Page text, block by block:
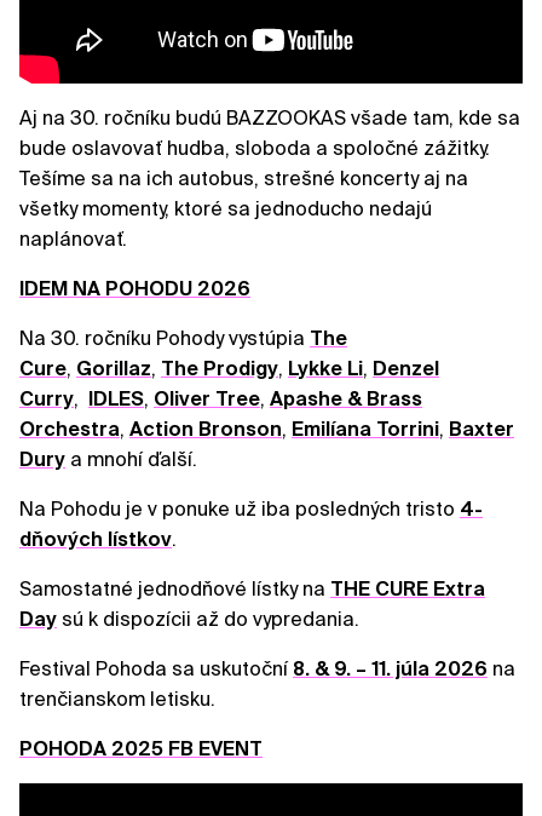
Aj na 30. ročníku budú BAZZOOKAS všade tam, kde sa
bude oslavovať hudba, sloboda a spoločné zážitky.
Tešíme sa na ich autobus, strešné koncerty aj na
všetky momenty, ktoré sa jednoducho nedajú
naplánovať.
IDEM NA POHODU 2026
Na 30. ročníku Pohody vystúpia The
Cure, Gorillaz, The Prodigy, Lykke Li, Denzel
Curry, IDLES, Oliver Tree, Apashe & Brass
Orchestra, Action Bronson, Emilíana Torrini, Baxter
Dury a mnohí ďalší.
Na Pohodu je v ponuke už iba posledných tristo 4-
dňových lístkov.
Samostatné jednodňové lístky na THE CURE Extra
Day sú k dispozícii až do vypredania.
Festival Pohoda sa uskutoční 8. & 9. – 11. júla 2026 na
trenčianskom letisku.
POHODA 2025 FB EVENT